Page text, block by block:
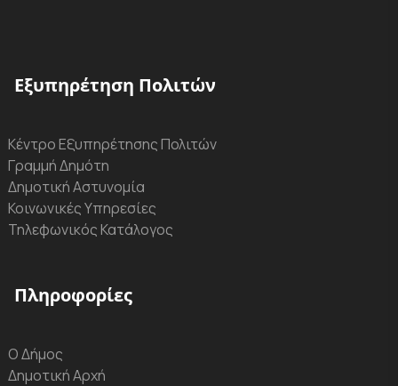
Εξυπηρέτηση Πολιτών
Κέντρο Εξυπηρέτησης Πολιτών
Γραμμή Δημότη
Δημοτική Αστυνομία
Κοινωνικές Υπηρεσίες
Τηλεφωνικός Κατάλογος
Πληροφορίες
Ο Δήμος
Δημοτική Αρχή